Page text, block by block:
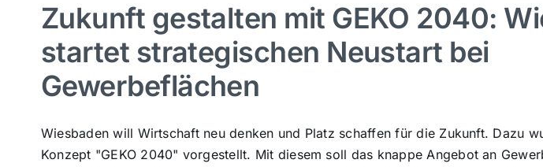
Zukunft gestalten mit GEKO 2040:
startet strategischen Neustart bei
Gewerbeflächen
Wiesbaden will Wirtschaft neu denken und Platz schaffen für die Zukunft. Dazu
Konzept "GEKO 2040" vorgestellt. Mit diesem soll das knappe Angebot an